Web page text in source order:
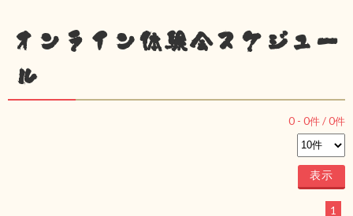
オンライン体験会スケジュー
ル
0 - 0件 /0件
1